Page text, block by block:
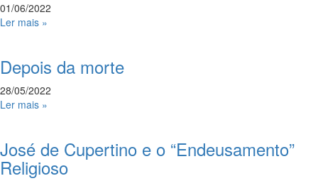
01/06/2022
Ler mais »
Depois da morte
28/05/2022
Ler mais »
José de Cupertino e o “Endeusamento”
Religioso